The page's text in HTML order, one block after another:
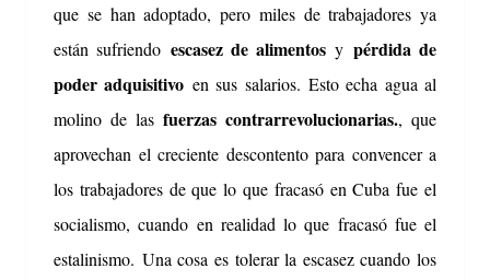
que se han adoptado, pero miles de trabajadores ya
están sufriendo escasez de alimentos y pérdida de
poder adquisitivo en sus salarios. Esto echa agua al
molino de lasfuerzas contrarrevolucionarias., que
aprovechan el creciente descontento para convencer a
los trabajadores de que lo que fracasó en Cuba fue el
socialismo, cuando en realidad lo que fracasó fue el
estalinismo. Una cosa es tolerar la escasez cuando los